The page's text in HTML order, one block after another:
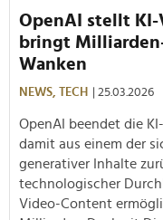
OpenAI stellt KI-
bringt
Wanken
NEWS, TECH | 25.03.2026
OpenAI beendet die
damit aus einem der
generativer Inhalte
technologischer
Video-Content